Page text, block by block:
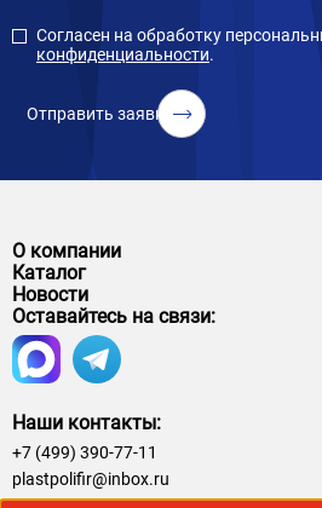
Согласен на обработку
конфиденциальности.
Отправить заявку
О компании
Каталог
Новости
Оставайтесь на связи:
Наши контакты:
+7 (499) 390-77-11
plastpolifir@inbox.ru